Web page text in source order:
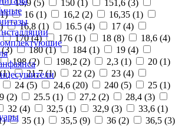
15,9 (5) 150 (1 ) 151,6 (3)
1) 16 (1) 16,2 (2) 16,35 (1)
) 16,8 (1) 16.5 (4) 17 (4)
170 (4) 176 (1) 18 (8) 18,6 (4)
(3) 180 (1) 184 (1) 19 (4)
198 (2) 198,2 (2) 2,3 (1) 20 (1)
1) 21,7 (1) 22 (2) 23 (4)
24 (5) 24,6 (20) 240 (5) 25 (1)
(2) 25.5 (1) 27,2 (2) 28,4 (3)
32 (4) 32,5 (1) 32,9 (3) 33,6 (1)
) 35 (1) 35,5 (9) 36 (2) 36,5 (3)